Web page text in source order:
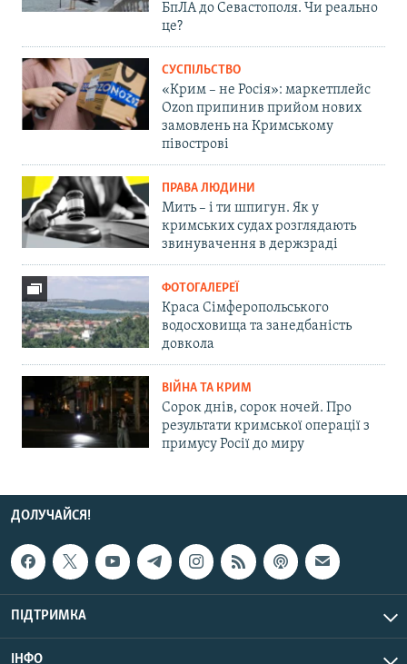
БпЛА до Севастополя. Чи реально
це?
СУСПІЛЬСТВО
«Крим – не Росія»: маркетплейс
Ozon припинив прийом нових
замовлень на Кримському
півострові
ПРАВА ЛЮДИНИ
Мить – і ти шпигун. Як у
кримських судах розглядають
звинувачення в держзраді
ФОТОГАЛЕРЕЇ
Краса Сімферопольського
водосховища та занедбаність
довкола
ВІЙНА ТА КРИМ
Сорок днів, сорок ночей. Про
результати кримської операції з
примусу Росії до миру
ДОЛУЧАЙСЯ!
ПІДТРИМКА
ІНФО